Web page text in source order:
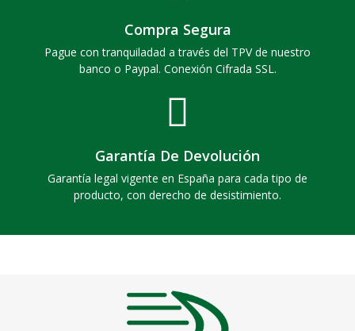
Compra Segura
Pague con tranquiladad a través del TPV de nuestro
banco o Paypal. Conexión Cifrada SSL.
Garantía De Devolución
Garantía legal vigente en España para cada tipo de
producto, con derecho de desistimiento.